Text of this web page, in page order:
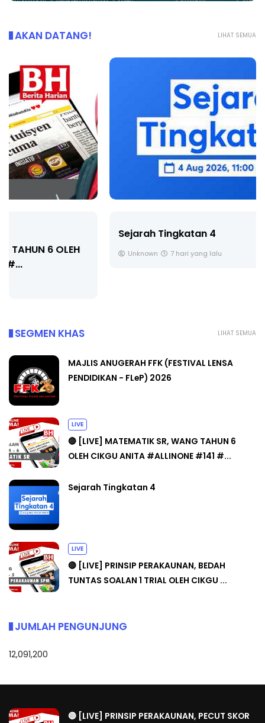
LIHAT SEMUA
AKAN DATANG!
Unknown 7 hari yang lalu
LIHAT SEMUA
SEGMEN KHAS
MAJLIS ANUGERAH FFK (FESTIVAL LENSA
PENDIDIKAN - FLeP) 2026
LIVE
🔴 [LIVE] MATEMATIK SR, WANG TAHUN 6
OLEH CIKGU ANITA #ALLINONE #141 #...
Sejarah Tingkatan 4
LIVE
🔴 [LIVE] PRINSIP PERAKAUNAN, BEDAH
TUNTAS SOALAN 1 TRIAL OLEH CIKGU ...
JUMLAH PENGUNJUNG
12,091,200
🔴 [LIVE] PRINSIP PERAKAUNAN, PECUT SKOR